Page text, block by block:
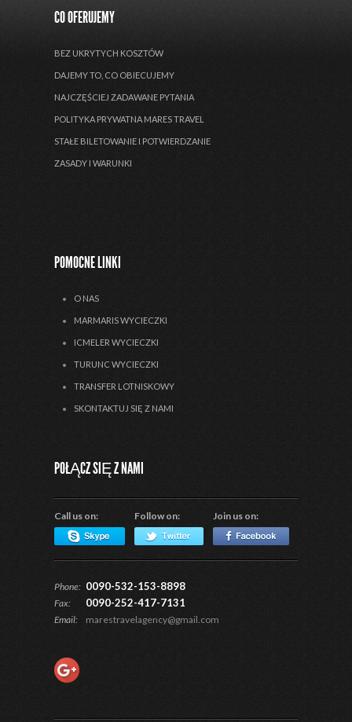
CO OFERUJEMY
BEZ UKRYTYCH KOSZTÓW
DAJEMY TO, CO OBIECUJEMY
NAJCZĘŚCIEJ ZADAWANE PYTANIA
POLITYKA PRYWATNA MARES TRAVEL
STAŁE BILETOWANIE I POTWIERDZANIE
ZASADY I WARUNKI
POMOCNE LINKI
O NAS
MARMARIS WYCIECZKI
ICMELER WYCIECZKI
TURUNC WYCIECZKI
TRANSFER LOTNISKOWY
SKONTAKTUJ SIĘ Z NAMI
POŁĄCZ SIĘ Z NAMI
Call us on: Follow on: Join us on:
Phone: 0090-532-153-8898
Fax: 0090-252-417-7131
Email: marestravelagency@gmail.com